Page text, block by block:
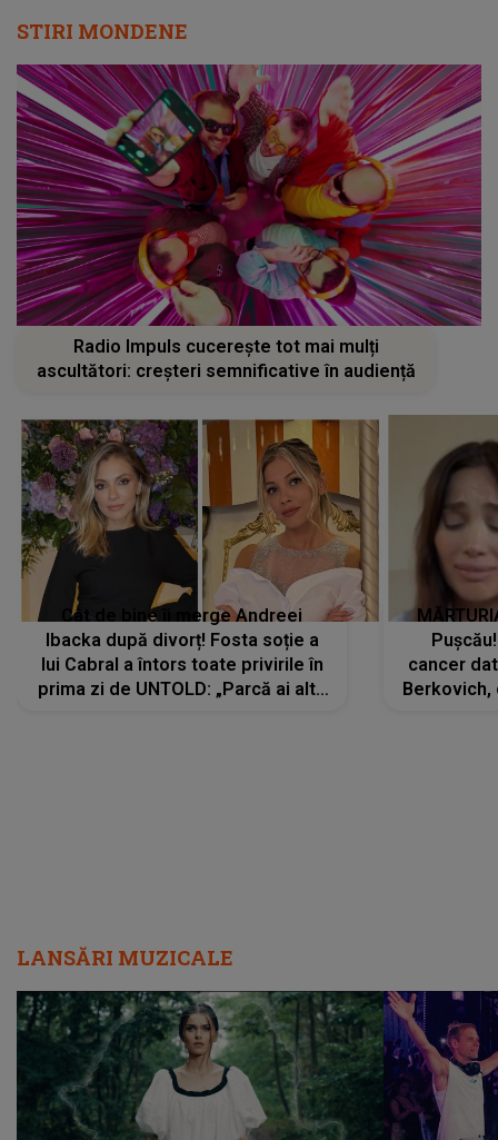
STIRI MONDENE
Radio Impuls cucerește tot mai mulți
ascultători: creșteri semnificative în audiență
Cât de bine îi merge Andreei
Ibacka după divorț! Fosta soție a
lui Cabral a întors toate privirile în
prima zi de UNTOLD: „Parcă ai altă
cancer
LANSĂRI MUZICALE